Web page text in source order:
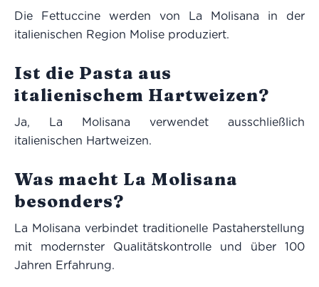
Die Fettuccine werden von La Molisana in der
italienischen Region Molise produziert.
Ist die Pasta aus
italienischem Hartweizen?
Ja, La Molisana verwendet ausschließlich
italienischen Hartweizen.
Was macht La Molisana
besonders?
La Molisana verbindet traditionelle Pastaherstellung
mit modernster Qualitätskontrolle und über 100
Jahren Erfahrung.